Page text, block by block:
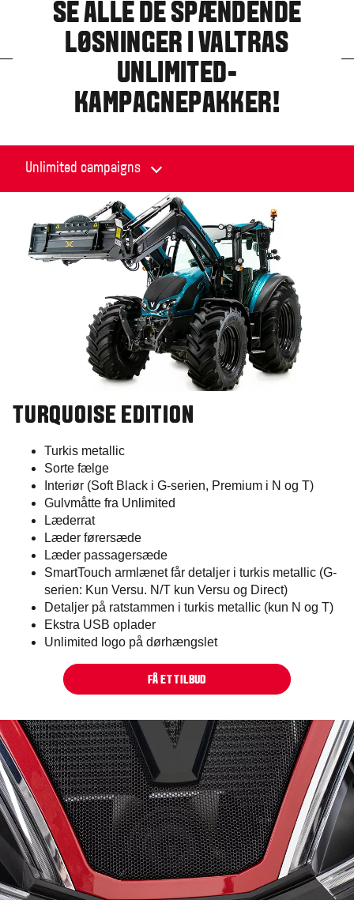
SE ALLE DE SPÆNDENDE
LØSNINGER I VALTRAS
UNLIMITED-
KAMPAGNEPAKKER!
TURQUOISE EDITION​
Turkis metallic
Sorte fælge
Interiør (Soft Black i G-serien, Premium i N og T)
Gulvmåtte fra Unlimited
Læderrat
Læder førersæde
Læder passagersæde
SmartTouch armlænet får detaljer i turkis metallic (G-
serien: Kun Versu. N/T kun Versu og Direct)
Detaljer på ratstammen i turkis metallic (kun N og T)
Ekstra USB oplader
Unlimited logo på dørhængslet
FÅ ET TILBUD